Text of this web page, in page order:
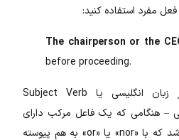
مفرد استفاده کنید:
The chairperson or the
before proceeding.
انگلیسی
Subject Verb
– هنگامی که یک فاعل مرکب دارای
اسم یا ضمیر مفرد و جمع باشد که با «nor» یا «or» به هم پیوسته